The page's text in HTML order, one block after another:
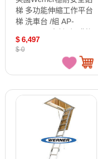
梯 多功能伸縮工作平台
梯 洗車台 /組 AP-
無法退換貨）
$ 6,497
$ 0